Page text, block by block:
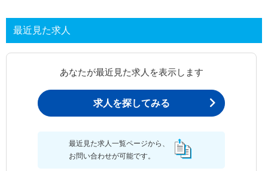
最近見た求人
あなたが最近見た求人を表示します
求人を探してみる
最近見た求人一覧ページから、
お問い合わせが可能です。